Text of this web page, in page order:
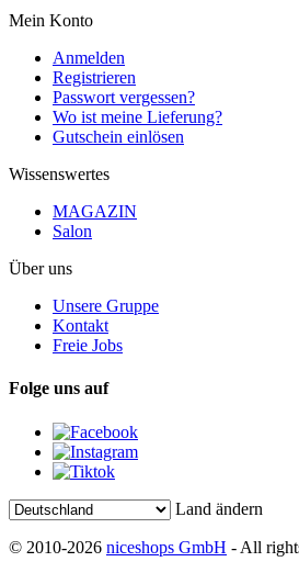
Mein Konto
Anmelden
Registrieren
Passwort vergessen?
Wo ist meine Lieferung?
Gutschein einlösen
Wissenswertes
MAGAZIN
Salon
Über uns
Unsere Gruppe
Kontakt
Freie Jobs
Folge uns auf
Land ändern
© 2010-2026 niceshops GmbH - All